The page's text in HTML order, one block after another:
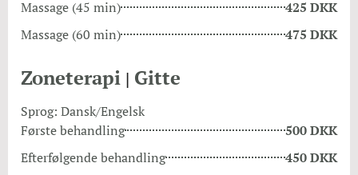
Massage (45 min)
425 DKK
Massage (60 min)
475 DKK
Zoneterapi Gitte
Sprog: Dansk/Engelsk
Første behandling
500 DKK
Efterfølgende behandling
450 DKK